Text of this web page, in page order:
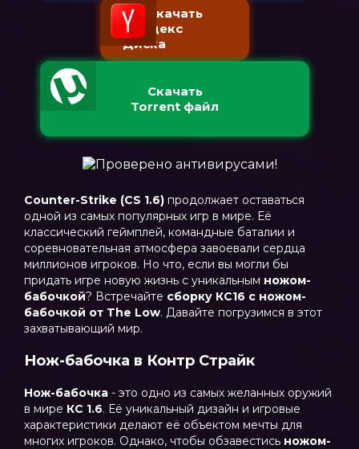
Скачать
с Яндекс
Диска
Скачать
Torrent файл
Counter-Strike (CS 1.6) продолжает оставаться
одной из самых популярных игр в мире. Её
классический геймплей, командные баталии и
соревновательная атмосфера завоевали сердца
миллионов игроков. Но что, если вы могли бы
придать игре новую жизнь с уникальным ножом-
бабочкой? Встречайте сборку КС16 с ножом-
бабочкой от The Low. Давайте погрузимся в этот
захватывающий мир.
Нож-бабочка в Контр Страйк
Нож-бабочка - это одно из самых желанных оружий
в мире КС 1.6. Её уникальный дизайн и игровые
характеристики делают её объектом мечты для
многих игроков. Однако, чтобы обзавестись ножом-